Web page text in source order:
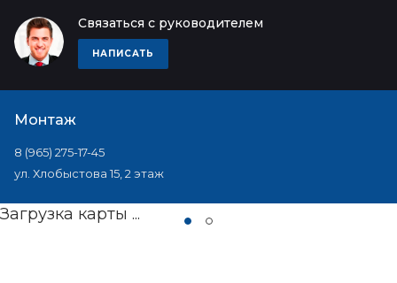
Связаться с руководителем
НАПИСАТЬ
Монтаж
8 (965) 275-17-45
ул. Хлобыстова 15, 2 этаж
Загрузка карты ...